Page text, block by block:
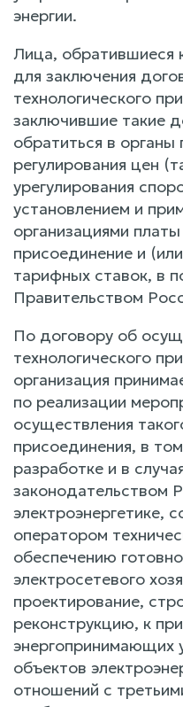
энергии.
Лица, обратившиеся
для заключения
технологического
заключившие такие
обратиться в органы
регулирования цен
урегулирования
установлением и
организациями
присоединение и
тарифных ставок, в
Правительством
По договору об
технологического
организация
по реализации
осуществления
присоединения, в
разработке и в
законодательством
электроэнергетике,
оператором
обеспечению
электросетевого
проектирование,
реконструкцию, к
энергопринимающих
объектов
отношений с